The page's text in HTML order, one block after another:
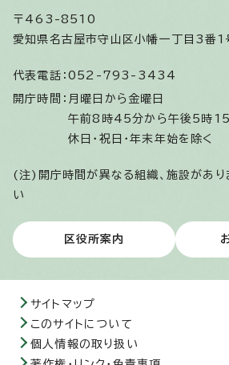
〒463-8510
愛知県名古屋市守山区小幡一丁目3番1
代表電話： 052-793-3434
開庁時間： 月曜日から金曜日
午前8時45分から午後5時15
休日・祝日・年末年始を除く
(注)開庁時間が異なる組織、施設があり
い
区役所案内
サイトマップ
このサイトについて
個人情報の取り扱い